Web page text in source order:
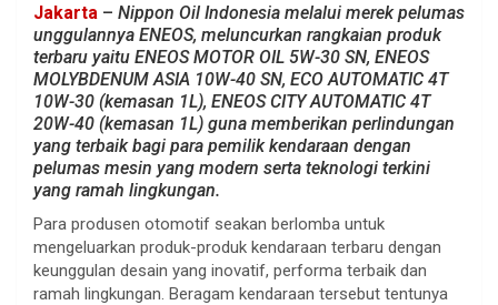
Jakarta – Nippon Oil Indonesia melalui merek pelumas
unggulannya ENEOS, meluncurkan rangkaian produk
terbaru yaitu ENEOS MOTOR OIL 5W-30 SN, ENEOS
MOLYBDENUM ASIA 10W-40 SN, ECO AUTOMATIC 4T
10W-30 (kemasan 1L), ENEOS CITY AUTOMATIC 4T
20W-40 (kemasan 1L) guna memberikan perlindungan
yang terbaik bagi para pemilik kendaraan dengan
pelumas mesin yang modern serta teknologi terkini
yang ramah lingkungan.
Para produsen otomotif seakan berlomba untuk
mengeluarkan produk-produk kendaraan terbaru dengan
keunggulan desain yang inovatif, performa terbaik dan
ramah lingkungan. Beragam kendaraan tersebut tentunya